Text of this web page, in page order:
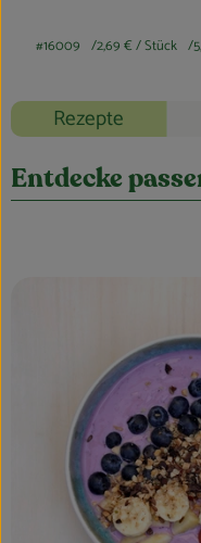
#16009 2,69 €/ Stück
Rezepte
Entdecke